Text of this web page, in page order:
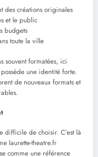
des créations originales
et le public
budgets
toute la ville
souvent formatées, ici
une identité forte.
de nouveaux formats et
difficile de choisir. C’est là
laurette-theatre.fr
comme une référence